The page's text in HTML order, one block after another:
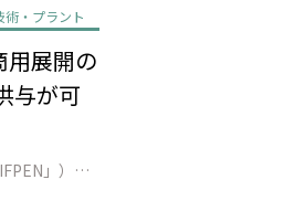
術・プラント
用展開の
与が可
株式会社JEPLAN（代表取締役 執行役員社長：髙尾 正樹、以下「JEPLAN」）は、Axens（以下「Axens」）とIFP Energies nouvelles（以下「IFPEN」）と共に、Rewind® PETケミカルリサイクルプロセスについてAxensによる商用展開（技術ライセンス供与）の承認を得たことを発表し…